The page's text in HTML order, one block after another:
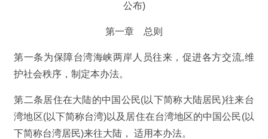
公布)
第一章 总则
第一条为保障台湾海峡两岸人员往来，促进各方交流,维
护社会秩序，制定本办法。
第二条居住在大陆的中国公民(以下简称大陆居民)往来台
湾地区(以下简称台湾)以及居住在台湾地区的中国公民(以
下简称台湾居民)来往大陆， 适用本办法。